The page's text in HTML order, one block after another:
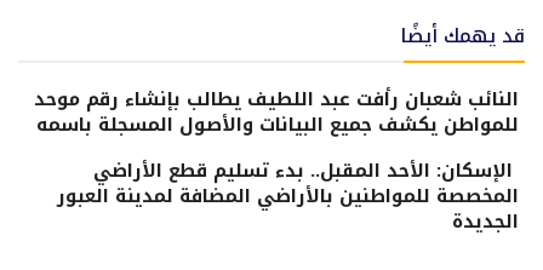
قد يهمك أيضًا
النائب شعبان رأفت عبد اللطيف يطالب بإنشاء رقم موحد
للمواطن يكشف جميع البيانات والأصول المسجلة باسمه
الإسكان: الأحد المقبل.. بدء تسليم قطع الأراضي
المخصصة للمواطنين بالأراضي المضافة لمدينة العبور
الجديدة